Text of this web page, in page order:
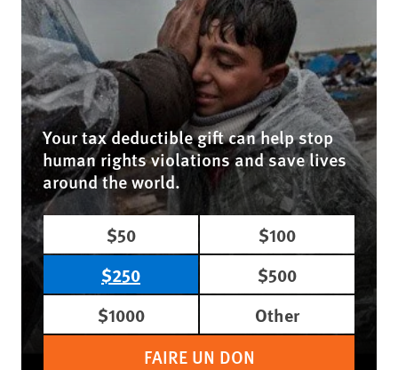
Your tax deductible gift can help stop
human rights violations and save lives
around the world.
$50
$100
$250
$500
$1000
Other
FAIRE UN DON